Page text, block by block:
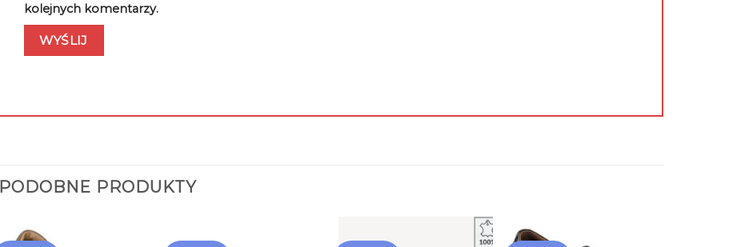
kolejnych komentarzy.
PODOBNE PRODUKTY